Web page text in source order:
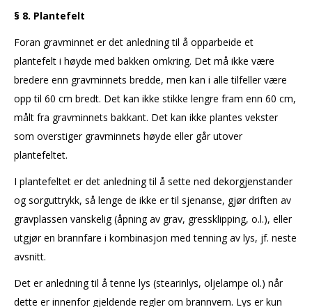
§ 8. Plantefelt
Foran gravminnet er det anledning til å opparbeide et
plantefelt i høyde med bakken omkring. Det må ikke være
bredere enn gravminnets bredde, men kan i alle tilfeller være
opp til 60 cm bredt. Det kan ikke stikke lengre fram enn 60 cm,
målt fra gravminnets bakkant. Det kan ikke plantes vekster
som overstiger gravminnets høyde eller går utover
plantefeltet.
I plantefeltet er det anledning til å sette ned dekorgjenstander
og sorguttrykk, så lenge de ikke er til sjenanse, gjør driften av
gravplassen vanskelig (åpning av grav, gressklipping, o.l.), eller
utgjør en brannfare i kombinasjon med tenning av lys, jf. neste
avsnitt.
Det er anledning til å tenne lys (stearinlys, oljelampe ol.) når
dette er innenfor gjeldende regler om brannvern. Lys er kun